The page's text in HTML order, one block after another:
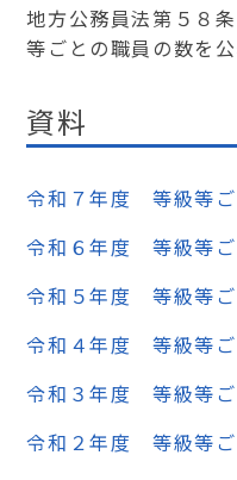
地方公務員法第５８
等ごとの職員の数を公
資料
令和７年度 等級等
令和６年度 等級等
令和５年度 等級等
令和４年度 等級等
令和３年度 等級等
令和２年度 等級等